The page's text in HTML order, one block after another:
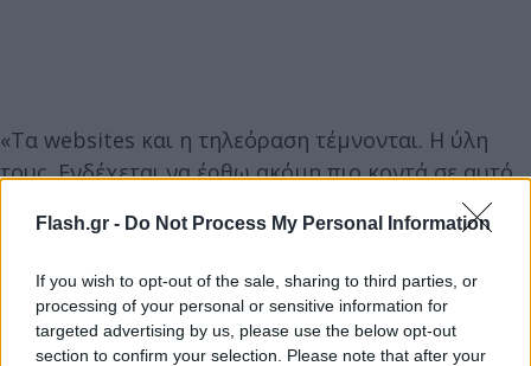
Flash.gr - Do Not Process My Personal Information
If you wish to opt-out of the sale, sharing to third parties, or
processing of your personal or sensitive information for
targeted advertising by us, please use the below opt-out
section to confirm your selection. Please note that after your
«Τα websites και η τηλεόραση τέμνονται. Η ύλη
τους. Ενδέχεται να έρθω ακόμη πιο κοντά σε αυτό.
Έχω συζητήσει κάτι για να κάνω από τη θέση του
coach σε αυτό το κομμάτι. Θα δούμε», δήλωσε.